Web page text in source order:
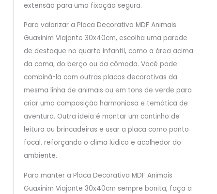
extensão para uma fixação segura.
Para valorizar a Placa Decorativa MDF Animais
Guaxinim Viajante 30x40cm, escolha uma parede
de destaque no quarto infantil, como a área acima
da cama, do berço ou da cômoda. Você pode
combiná-la com outras placas decorativas da
mesma linha de animais ou em tons de verde para
criar uma composição harmoniosa e temática de
aventura. Outra ideia é montar um cantinho de
leitura ou brincadeiras e usar a placa como ponto
focal, reforçando o clima lúdico e acolhedor do
ambiente.
Para manter a Placa Decorativa MDF Animais
Guaxinim Viajante 30x40cm sempre bonita, faça a